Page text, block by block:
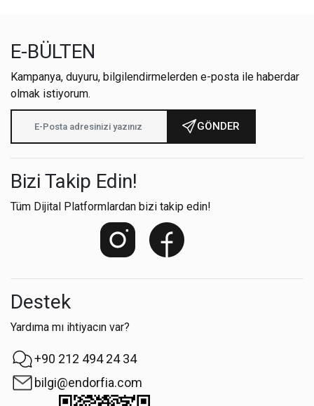
E-BÜLTEN
Kampanya, duyuru, bilgilendirmelerden e-posta ile haberdar
olmak istiyorum.
GÖNDER
Bizi Takip Edin!
Tüm Dijital Platformlardan bizi takip edin!
Destek
Yardıma mı ihtiyacın var?
+90 212 494 24 34
bilgi@endorfia.com